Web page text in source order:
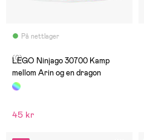
På nettlager
(0)
LEGO Ninjago 30700 Kamp
mellom Arin og en dragon
45 kr